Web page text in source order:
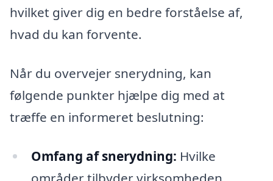
hvilket giver dig en bedre forståelse af,
hvad du kan forvente.
Når du overvejer snerydning, kan
følgende punkter hjælpe dig med at
træffe en informeret beslutning:
Omfang af snerydning: Hvilke